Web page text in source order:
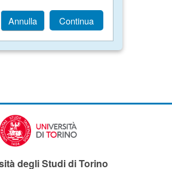
Annulla Continua
degli Studi di Torino